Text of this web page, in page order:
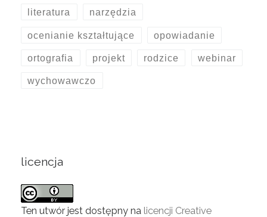
literatura narzędzia
ocenianie kształtujące opowiadanie
ortografia projekt rodzice webinar
wychowawczo
licencja
Ten utwór jest dostępny na licencji Creative